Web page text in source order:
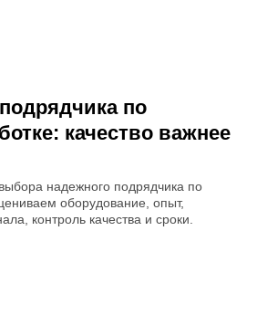
по
качество важнее
надежного подрядчика по
оборудование, опыт,
контроль качества и сроки.